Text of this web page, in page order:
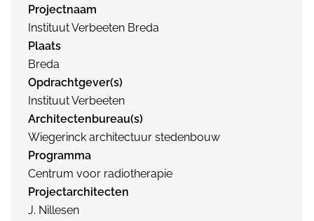
Projectnaam
Instituut Verbeeten Breda
Plaats
Breda
Opdrachtgever(s)
Instituut Verbeeten
Architectenbureau(s)
Wiegerinck architectuur stedenbouw
Programma
Centrum voor radiotherapie
Projectarchitecten
J. Nillesen